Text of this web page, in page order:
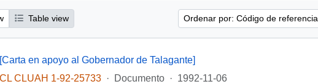
Table view Ordenar por: Código de referencia
[Carta en apoyo al Gobernador de Talagante]
CL CLUAH 1-92-25733
· Documento · 1992-11-06